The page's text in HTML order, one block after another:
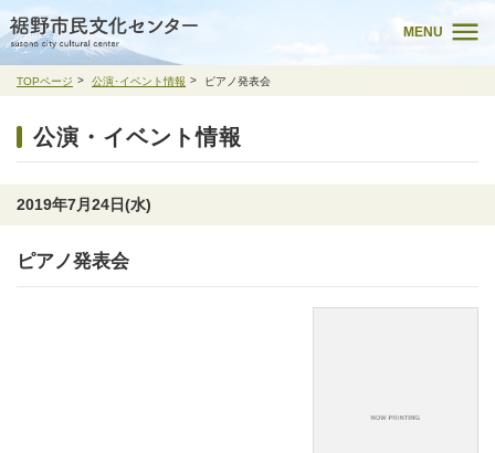
MENU
TOPページ 公演･イベント情報 ピアノ発表会
公演・イベント情報
2019年7月24日(水)
ピアノ発表会